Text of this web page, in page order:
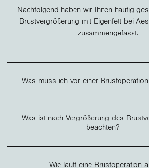
Nachfolgend haben wir Ihnen häufig
Brustvergrößerung mit Eigenfett bei
zusammengefasst.
Was muss ich vor einer
Was ist nach Vergrößerung des
beachten?
Wie läuft eine Brustoperation